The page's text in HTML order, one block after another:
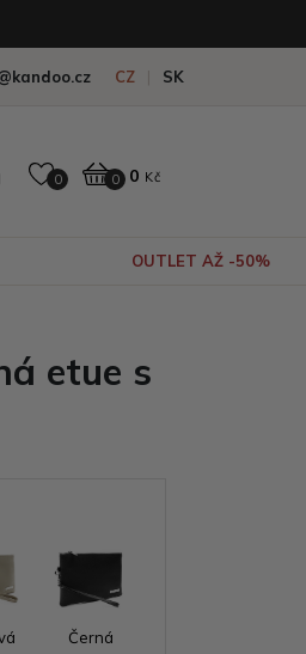
CZ SK
0 0 0 Kč
OUTLET AŽ -50%
etue s
Černá